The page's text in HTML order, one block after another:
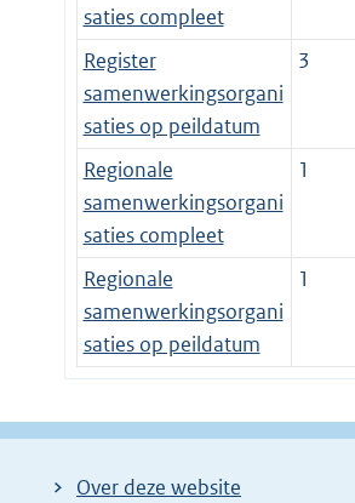
saties compleet
Register
samenwerkingsorgani
saties op peildatum
3
Regionale
samenwerkingsorgani
saties compleet
1
Regionale
samenwerkingsorgani
saties op peildatum
1
Over deze website